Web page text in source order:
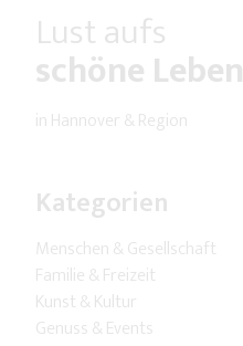
Lust aufs
schöne Leben
in Hannover & Region
Kategorien
Menschen & Gesellschaft
Familie & Freizeit
Kunst & Kultur
Genuss & Events